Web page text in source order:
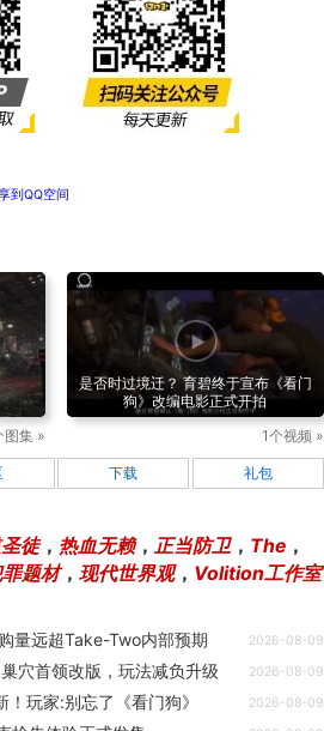
到QQ空间
图集 »
是否时过境迁？ 育碧终于宣布《看门
狗》改编电影正式开拍
1个视频 »
下载 礼包
徒， 热血无赖， 正当防卫， The ，
题材， 现代世界观， Volition工作室
量远超Take-Two内部预期 2026-08-09
穴首领改版，玩法减负升级 2026-08-09
玩家:别忘了《看门狗》 2026-08-09